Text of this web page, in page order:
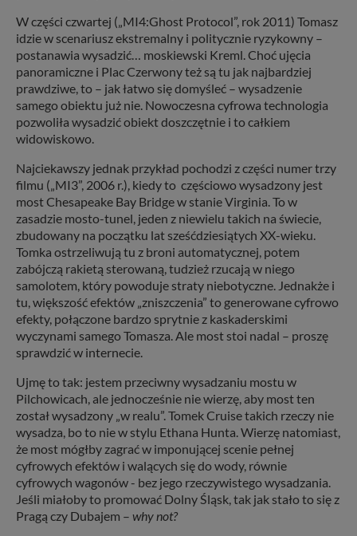
W części czwartej („MI4:Ghost Protocol”, rok 2011) Tomasz
idzie w scenariusz ekstremalny i politycznie ryzykowny –
postanawia wysadzić… moskiewski Kreml. Choć ujęcia
panoramiczne i Plac Czerwony też są tu jak najbardziej
prawdziwe, to – jak łatwo się domyśleć – wysadzenie
samego obiektu już nie. Nowoczesna cyfrowa technologia
pozwoliła wysadzić obiekt doszczętnie i to całkiem
widowiskowo.
Najciekawszy jednak przykład pochodzi z części numer trzy
filmu („MI3”, 2006 r.), kiedy to częściowo wysadzony jest
most Chesapeake Bay Bridge w stanie Virginia. To w
zasadzie mosto-tunel, jeden z niewielu takich na świecie,
zbudowany na początku lat sześćdziesiątych XX-wieku.
Tomka ostrzeliwują tu z broni automatycznej, potem
zabójczą rakietą sterowaną, tudzież rzucają w niego
samolotem, który powoduje straty niebotyczne. Jednakże i
tu, większość efektów „zniszczenia” to generowane cyfrowo
efekty, połączone bardzo sprytnie z kaskaderskimi
wyczynami samego Tomasza. Ale most stoi nadal – proszę
sprawdzić w internecie.
Ujmę to tak: jestem przeciwny wysadzaniu mostu w
Pilchowicach, ale jednocześnie nie wierzę, aby most ten
został wysadzony „w realu”. Tomek Cruise takich rzeczy nie
wysadza, bo to nie w stylu Ethana Hunta. Wierzę natomiast,
że most mógłby zagrać w imponującej scenie pełnej
cyfrowych efektów i walących się do wody, równie
cyfrowych wagonów - bez jego rzeczywistego wysadzania.
Jeśli miałoby to promować Dolny Śląsk, tak jak stało to się z
Pragą czy Dubajem – why not?